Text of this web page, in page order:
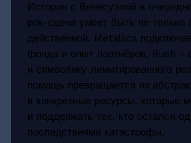
История с Венесуэлой в
рок-сцена умеет быть не только
действенной. Metallica
фонда и опыт партнёров, Rush -
и символику лимитированного
помощь превращается из
в конкретные ресурсы, которые
и поддержать тех, кто остался
последствиями катастрофы.